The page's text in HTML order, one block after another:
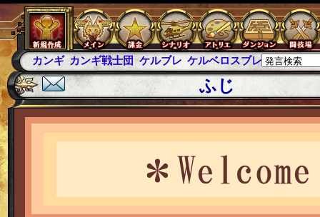
カンギ カンギ戦士団 ケルブレ ケルベロスブレイド スパ
ふじ